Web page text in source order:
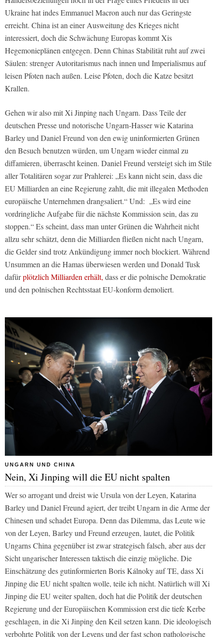
Ukraine hat indes Emmanuel Macron auch nur das Geringste
erreicht. China ist an einer Ausweitung des Krieges nicht
interessiert, doch die Schwächung Europas kommt Xis
Hegemonieplänen entgegen. Denn Chinas Stabilität ruht auf zwei
Säulen: strenger Autoritarismus nach innen und Imperialismus auf
leisen Pfoten nach außen. Leise Pfoten, doch die Katze besitzt
Krallen.
Gehen wir also mit Xi Jinping nach Ungarn. Dass Teile der
deutschen Presse und notorische Ungarn-Hasser wie Katarina
Barley und Daniel Freund von den ewig uninformierten Grünen
den Besuch benutzen würden, um Ungarn wieder einmal zu
diffamieren, überrascht keinen. Daniel Freund versteigt sich im Stile
aller Totalitären sogar zur Prahlerei: „Es kann nicht sein, dass die
EU Milliarden an eine Regierung zahlt, die mit illegalen Methoden
europäische Unternehmen drangsaliert.“ Und: „Es wird eine
vordringliche Aufgabe für die nächste Kommission sein, das zu
stoppen.“ Es scheint, dass man unter Grünen die Wahrheit nicht
allzu sehr schätzt, denn die Milliarden fließen nicht nach Ungarn,
die Gelder sind trotz Ankündigung immer noch blockiert. Während
Unsummen an die Hamas überwiesen werden und Donald Tusk
dafürplötzlich Milliarden erhält, dass er die polnische Demokratie
und den polnischen Rechtsstaat EU-konform demoliert.
UNGARN UND CHINA
Nein, Xi Jinping will die EU nicht spalten
Wer so arrogant und dreist wie Ursula von der Leyen, Katarina
Barley und Daniel Freund agiert, der treibt Ungarn in die Arme der
Chinesen und schadet Europa. Denn das Dilemma, das Leute wie
von der Leyen, Barley und Freund erzeugen, lautet, die Politik
Ungarns China gegenüber ist zwar strategisch falsch, aber aus der
Sicht ungarischer Interessen taktisch die einzig mögliche. Die
Einschätzung des gutinformierten Boris Kálnoky auf TE, dass Xi
Jinping die EU nicht spalten wolle, teile ich nicht. Natürlich will Xi
Jinping die EU weiter spalten, doch hat die Politik der deutschen
Regierung und der Europäischen Kommission erst die tiefe Kerbe
geschlagen, in die Xi Jinping den Keil setzen kann. Die ideologisch
verbohrte Politik von der Leyens und der fast schon pathologische